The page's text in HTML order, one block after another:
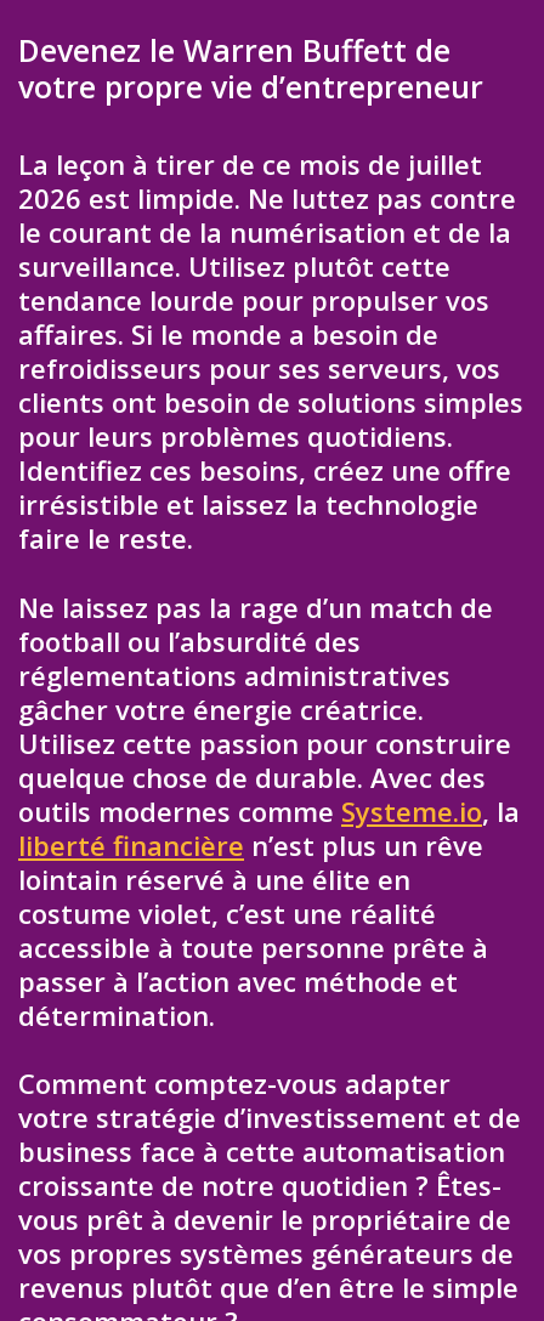
Devenez le Warren Buffett de
votre propre vie d’entrepreneur
La leçon à tirer de ce mois de juillet
2026 est limpide. Ne luttez pas contre
le courant de la numérisation et de la
surveillance. Utilisez plutôt cette
tendance lourde pour propulser vos
affaires. Si le monde a besoin de
refroidisseurs pour ses serveurs, vos
clients ont besoin de solutions simples
pour leurs problèmes quotidiens.
Identifiez ces besoins, créez une offre
irrésistible et laissez la technologie
faire le reste.
Ne laissez pas la rage d’un match de
football ou l’absurdité des
réglementations administratives
gâcher votre énergie créatrice.
Utilisez cette passion pour construire
quelque chose de durable. Avec des
outils modernes comme Systeme.io, la
liberté financière n’est plus un rêve
lointain réservé à une élite en
costume violet, c’est une réalité
accessible à toute personne prête à
passer à l’action avec méthode et
détermination.
Comment comptez-vous adapter
votre stratégie d’investissement et de
business face à cette automatisation
croissante de notre quotidien ? Êtes-
vous prêt à devenir le propriétaire de
vos propres systèmes générateurs de
revenus plutôt que d’en être le simple